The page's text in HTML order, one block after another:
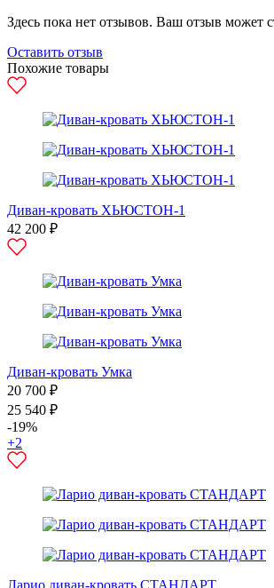
Здесь пока нет отзывов. Ваш отзыв может
Оставить отзыв
Похожие товары
Диван-кровать ХЬЮСТОН-1
42 200 ₽
Диван-кровать Умка
20 700 ₽
25 540 ₽
-19%
+2
Ларио диван-кровать СТАНДАРТ